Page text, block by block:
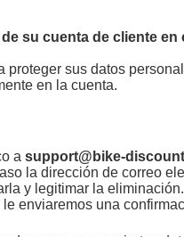
su cuenta de cliente
proteger sus datos
en la cuenta.
a support@bike-
la dirección de correo
y legitimar la eliminación.
enviaremos una